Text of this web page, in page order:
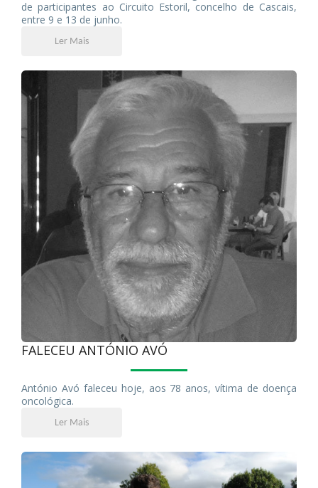
de participantes ao Circuito Estoril, concelho de Cascais,
entre 9 e 13 de junho.
Ler Mais
FALECEU ANTÓNIO AVÓ
António Avó faleceu hoje, aos 78 anos, vítima de doença
oncológica.
Ler Mais